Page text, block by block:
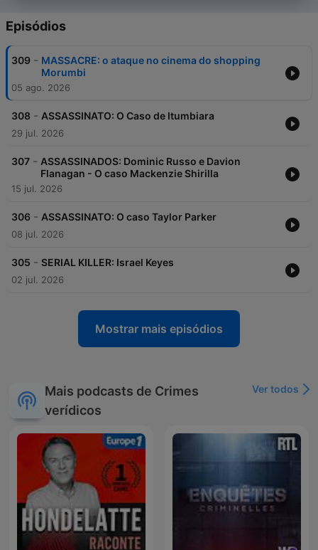
Episódios
309 - MASSACRE: o ataque no cinema do shopping
Morumbi
05 ago. 2026
308 - ASSASSINATO: O Caso de Itumbiara
29 jul. 2026
307 - ASSASSINADOS: Dominic Russo e Davion
Flanagan - O caso Mackenzie Shirilla
15 jul. 2026
306 - ASSASSINATO: O caso Taylor Parker
08 jul. 2026
305 - SERIAL KILLER: Israel Keyes
02 jul. 2026
Mostrar mais episódios
Mais podcasts de Crimes
verídicos
Ver todos